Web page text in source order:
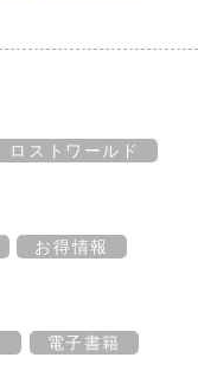
ロストワールド
お得情報
電子書籍